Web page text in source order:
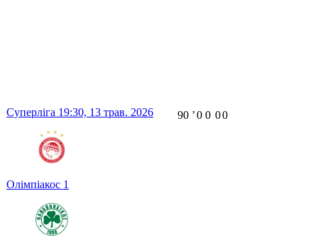
Суперліга 19:30, 13 трав. 2026
Олімпіакос 1
90 ʼ0 0 00